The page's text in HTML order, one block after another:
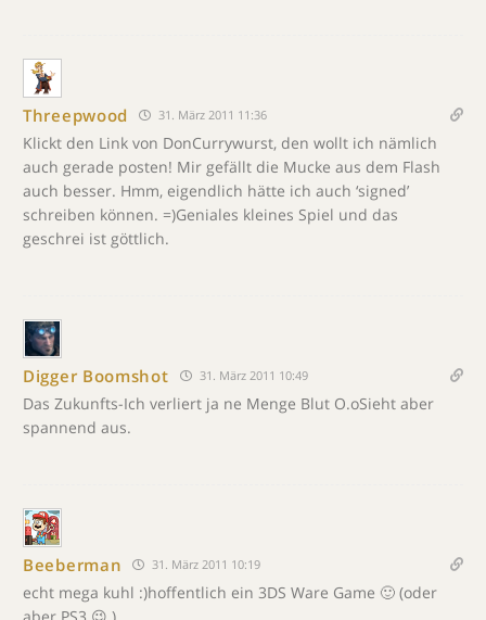
Threepwood 31. März 2011 11:36
Klickt den Link von DonCurrywurst, den wollt ich nämlich
auch gerade posten! Mir gefällt die Mucke aus dem Flash
auch besser. Hmm, eigendlich hätte ich auch ‘signed’
schreiben können. =)Geniales kleines Spiel und das
geschrei ist göttlich.
Digger Boomshot 31. März 2011 10:49
Das Zukunfts-Ich verliert ja ne Menge Blut O.oSieht aber
spannend aus.
Beeberman 31. März 2011 10:19
echt mega kuhl :)hoffentlich ein 3DS Ware Game 🙂 (oder